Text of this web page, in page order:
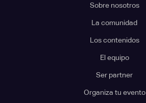
Sobre nosotros
La comunidad
Los contenidos
El equipo
Ser partner
Organiza tu evento